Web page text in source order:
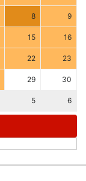
8 9
15 16
22 23
29 30
5 6